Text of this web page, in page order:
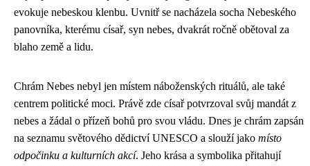
evokuje nebeskou klenbu. Uvnitř se nacházela socha Nebeského
panovníka, kterému císař, syn nebes, dvakrát ročně obětoval za
blaho země a lidu.
Chrám Nebes nebyl jen místem náboženských rituálů, ale také
centrem politické moci. Právě zde císař potvrzoval svůj mandát z
nebes a žádal o přízeň bohů pro svou vládu. Dnes je chrám zapsán
na seznamu světového dědictví UNESCO a slouží jako místo
odpočinku a kulturních akcí. Jeho krása a symbolika přitahují